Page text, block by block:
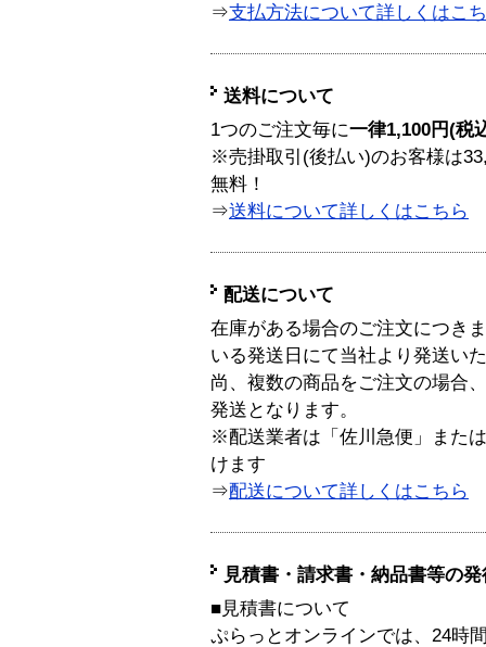
⇒支払方法について詳しくはこ
送料について
1つのご注文毎に一律1,100円(税
※売掛取引(後払い)のお客様は
無料！
⇒送料について詳しくはこちら
配送について
在庫がある場合のご注文につき
いる発送日にて当社より発送い
尚、複数の商品をご注文の場合
発送となります。
※配送業者は「佐川急便」また
けます
⇒配送について詳しくはこちら
見積書・請求書・納品書等の
■見積書について
ぷらっとオンラインでは、24時